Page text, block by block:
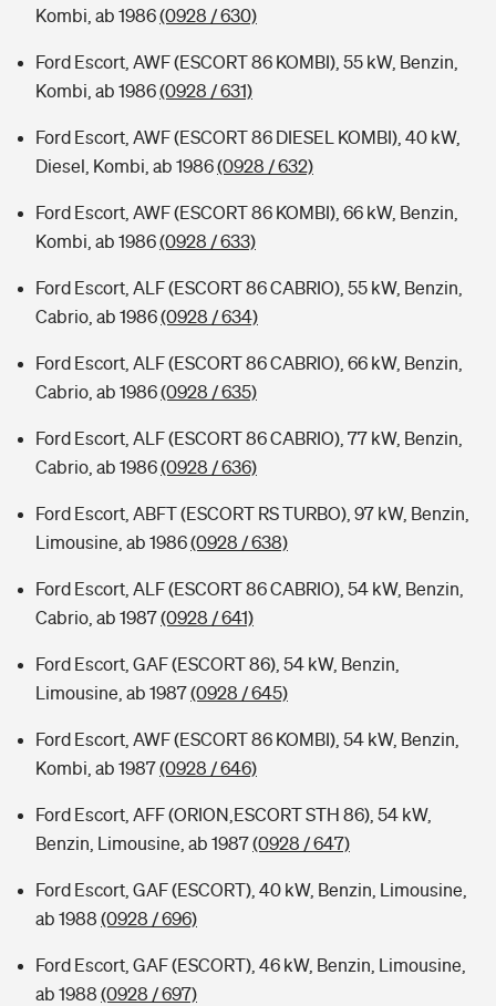
Kombi, ab 1986(0928 / 630)
Ford Escort, AWF (ESCORT 86 KOMBI), 55 kW, Benzin,
Kombi, ab 1986(0928 / 631)
Ford Escort, AWF (ESCORT 86 DIESEL KOMBI), 40 kW,
Diesel, Kombi, ab 1986(0928 / 632)
Ford Escort, AWF (ESCORT 86 KOMBI), 66 kW, Benzin,
Kombi, ab 1986(0928 / 633)
Ford Escort, ALF (ESCORT 86 CABRIO), 55 kW, Benzin,
Cabrio, ab 1986(0928 / 634)
Ford Escort, ALF (ESCORT 86 CABRIO), 66 kW, Benzin,
Cabrio, ab 1986(0928 / 635)
Ford Escort, ALF (ESCORT 86 CABRIO), 77 kW, Benzin,
Cabrio, ab 1986(0928 / 636)
Ford Escort, ABFT (ESCORT RS TURBO), 97 kW, Benzin,
Limousine, ab 1986(0928 / 638)
Ford Escort, ALF (ESCORT 86 CABRIO), 54 kW, Benzin,
Cabrio, ab 1987(0928 / 641)
Ford Escort, GAF (ESCORT 86), 54 kW, Benzin,
Limousine, ab 1987(0928 / 645)
Ford Escort, AWF (ESCORT 86 KOMBI), 54 kW, Benzin,
Kombi, ab 1987(0928 / 646)
Ford Escort, AFF (ORION,ESCORT STH 86), 54 kW,
Benzin, Limousine, ab 1987(0928 / 647)
Ford Escort, GAF (ESCORT), 40 kW, Benzin, Limousine,
ab 1988 (0928 / 696)
Ford Escort, GAF (ESCORT), 46 kW, Benzin, Limousine,
ab 1988 (0928 / 697)